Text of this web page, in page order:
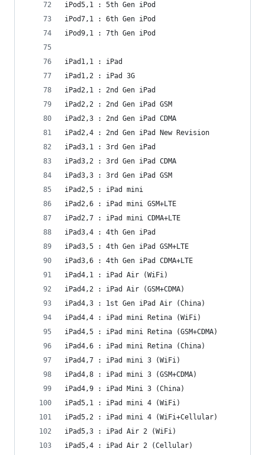
iPod5,1 : 5th Gen iPod
iPod7,1 : 6th Gen iPod
iPod9,1 : 7th Gen iPod
iPad1,1 : iPad
iPad1,2 : iPad 3G
iPad2,1 : 2nd Gen iPad
iPad2,2 : 2nd Gen iPad GSM
iPad2,3 : 2nd Gen iPad CDMA
iPad2,4 : 2nd Gen iPad New Revision
iPad3,1 : 3rd Gen iPad
iPad3,2 : 3rd Gen iPad CDMA
iPad3,3 : 3rd Gen iPad GSM
iPad2,5 : iPad mini
iPad2,6 : iPad mini GSM+LTE
iPad2,7 : iPad mini CDMA+LTE
iPad3,4 : 4th Gen iPad
iPad3,5 : 4th Gen iPad GSM+LTE
iPad3,6 : 4th Gen iPad CDMA+LTE
iPad4,1 : iPad Air (WiFi)
iPad4,2 : iPad Air (GSM+CDMA)
iPad4,3 : 1st Gen iPad Air (China)
iPad4,4 : iPad mini Retina (WiFi)
iPad4,5 : iPad mini Retina (GSM+CDMA)
iPad4,6 : iPad mini Retina (China)
iPad4,7 : iPad mini 3 (WiFi)
iPad4,8 : iPad mini 3 (GSM+CDMA)
iPad4,9 : iPad Mini 3 (China)
iPad5,1 : iPad mini 4 (WiFi)
iPad5,2 : iPad mini 4 (WiFi+Cellular)
iPad5,3 : iPad Air 2 (WiFi)
iPad5,4 : iPad Air 2 (Cellular)